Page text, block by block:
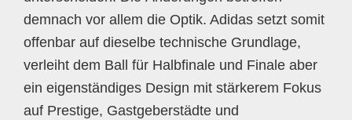
demnach vor allem die Optik. Adidas setzt somit
offenbar auf dieselbe technische Grundlage,
verleiht dem Ball für Halbfinale und Finale aber
ein eigenständiges Design mit stärkerem Fokus
auf Prestige, Gastgeberstädte und